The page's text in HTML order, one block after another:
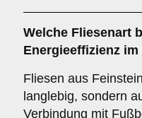
Welche Fliesenart
Energieeffizienz im
Fliesen aus
langlebig, sondern
Verbindung mit